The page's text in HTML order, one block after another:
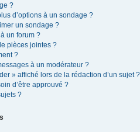
?
d’options à un sondage ?
un sondage ?
un forum ?
pièces jointes ?
?
à un modérateur ?
» affiché lors de la rédaction d’un sujet ?
d’être approuvé ?
?